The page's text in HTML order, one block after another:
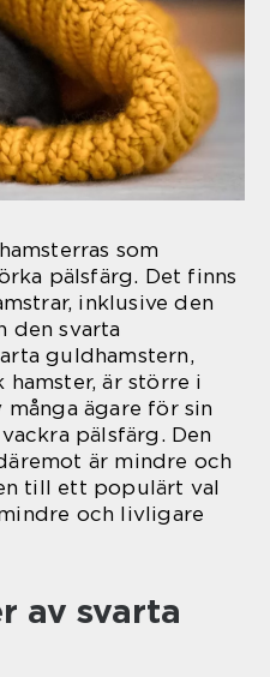
som
pälsfärg. Det finns
inklusive den
den svarta
guldhamstern,
hamster, är större i
ägare för sin
pälsfärg. Den
är mindre och
till ett populärt val
och livligare
av svarta